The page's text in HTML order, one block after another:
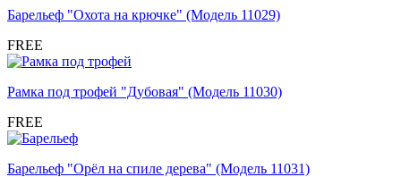
Барельеф "Охота на крючке" (Модель 11029)
FREE
Рамка под трофей "Дубовая" (Модель 11030)
FREE
Барельеф "Орёл на спиле дерева" (Модель 11031)